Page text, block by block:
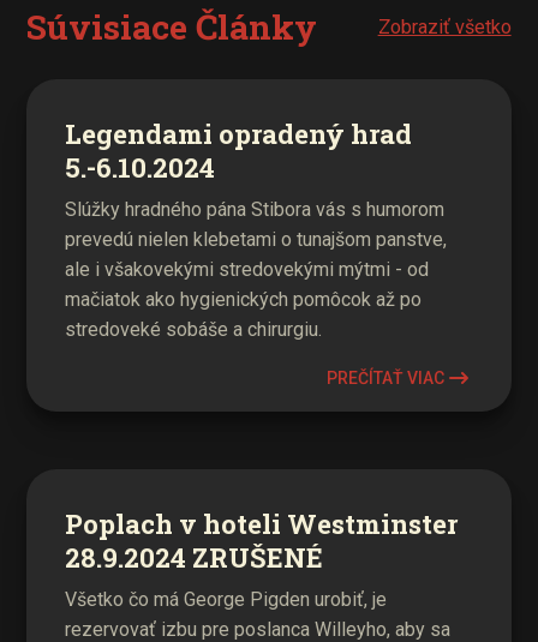
Súvisiace Články Zobraziť všetko
Legendami opradený hrad
5.-6.10.2024
Slúžky hradného pána Stibora vás s humorom
prevedú nielen klebetami o tunajšom panstve,
ale i všakovekými stredovekými mýtmi - od
mačiatok ako hygienických pomôcok až po
stredoveké sobáše a chirurgiu.
PREČÍTAŤ VIAC
Poplach v hoteli Westminster
28.9.2024 ZRUŠENÉ
Všetko čo má George Pigden urobiť, je
rezervovať izbu pre poslanca Willeyho, aby sa